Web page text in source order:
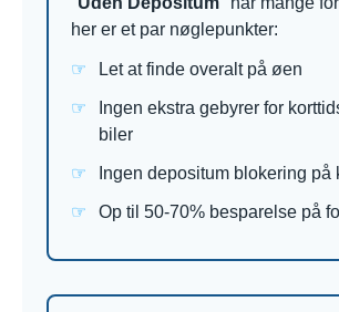
her er et par nøglepunkter:
Let at finde overalt på øen
Ingen ekstra gebyrer for
biler
Ingen depositum blokering på
Op til 50-70% besparelse på